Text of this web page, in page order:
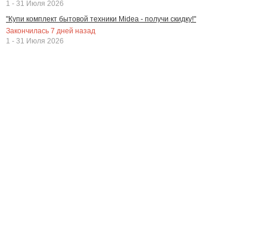
1 - 31 Июля 2026
"Купи комплект бытовой техники Midea - получи скидку!"
Закончилась 7 дней назад
1 - 31 Июля 2026